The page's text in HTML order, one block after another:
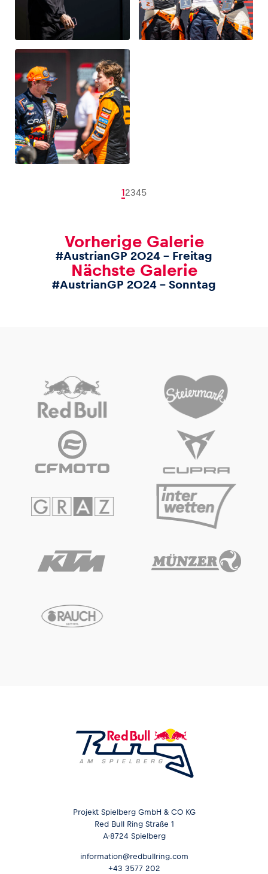
12345
Vorherige Galerie
#AustrianGP 2024 – Freitag
Nächste Galerie
#AustrianGP 2024 – Sonntag
Projekt Spielberg GmbH & CO KG
Red Bull Ring Straße 1
A-8724 Spielberg
information@redbullring.com
+43 3577 202